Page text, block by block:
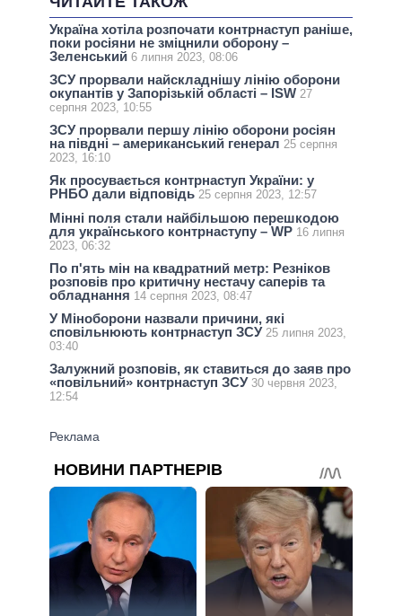
Україна хотіла розпочати контрнаступ раніше,
поки росіяни не зміцнили оборону –
Зеленський 6 липня 2023, 08:06
ЗСУ прорвали найскладнішу лінію оборони
окупантів у Запорізькій області – ISW 27
серпня 2023, 10:55
ЗСУ прорвали першу лінію оборони росіян
на півдні – американський генерал 25 серпня
2023, 16:10
Як просувається контрнаступ України: у
РНБО дали відповідь 25 серпня 2023, 12:57
Мінні поля стали найбільшою перешкодою
для українського контрнаступу – WP 16 липня
2023, 06:32
По п'ять мін на квадратний метр: Резніков
розповів про критичну нестачу саперів та
обладнання 14 серпня 2023, 08:47
У Міноборони назвали причини, які
сповільнюють контрнаступ ЗСУ 25 липня 2023,
03:40
Залужний розповів, як ставиться до заяв про
«повільний» контрнаступ ЗСУ 30 червня 2023,
12:54